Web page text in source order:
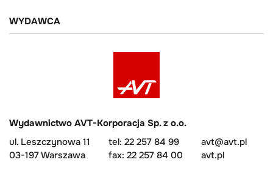
WYDAWCA
Wydawnictwo AVT-Korporacja Sp. z o.o.
ul. Leszczynowa 11
03-197 Warszawa
tel: 22 257 84 99
fax: 22 257 84 00
avt@avt.pl
avt.pl